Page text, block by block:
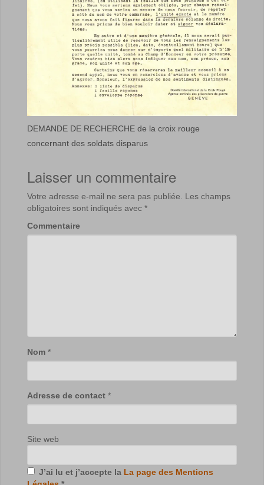
DEMANDE DE RECHERCHE de la croix rouge
concernant des soldats disparus
Laisser un commentaire
Votre adresse e-mail ne sera pas publiée. Les champs
obligatoires sont indiqués avec *
Commentaire
Nom *
Adresse de contact *
Site web
J’ai lu et j’accepte la La page des Mentions